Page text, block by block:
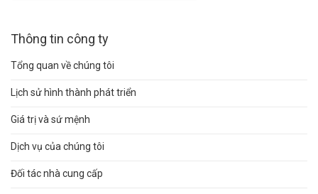
Thông tin công ty
Tổng quan về chúng tôi
Lịch sử hình thành phát triển
Giá trị và sứ mệnh
Dịch vụ của chúng tôi
Đối tác nhà cung cấp